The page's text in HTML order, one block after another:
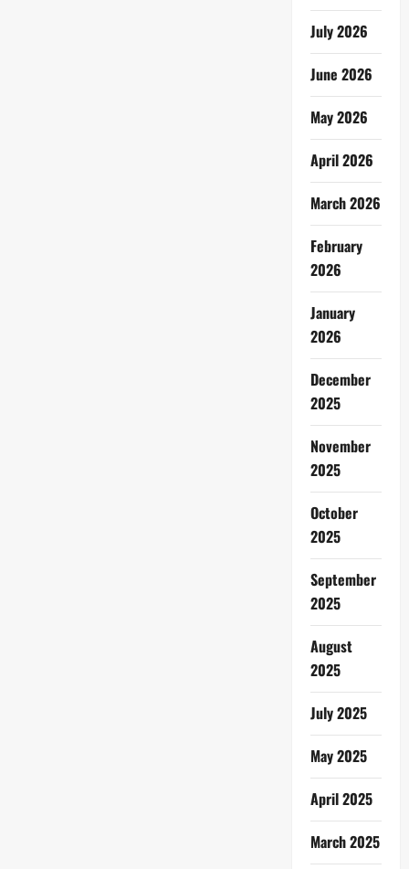
July 2026
June 2026
May 2026
April 2026
March 2026
February
2026
January
2026
December
2025
November
2025
October
2025
September
2025
August
2025
July 2025
May 2025
April 2025
March 2025